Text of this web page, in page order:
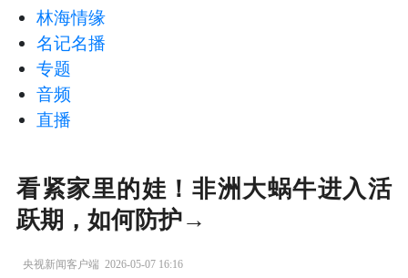
林海情缘
名记名播
专题
音频
直播
看紧家里的娃！非洲大蜗牛进入活
跃期，如何防护→
央视新闻客户端 2026-05-07 16:16